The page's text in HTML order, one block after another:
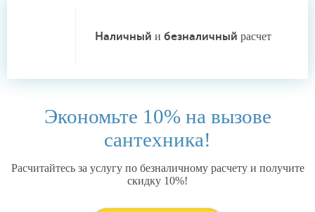
Наличный и безналичный расчет
Экономьте 10% на вызове
сантехника!
Расчитайтесь за услугу по безналичному расчету и получите
скидку 10%!